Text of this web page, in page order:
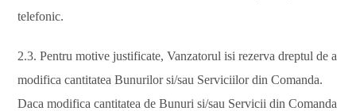
telefonic.
2.3. Pentru motive justificate, Vanzatorul isi rezerva dreptul de a
modifica cantitatea Bunurilor si/sau Serviciilor din Comanda.
Daca modifica cantitatea de Bunuri si/sau Servicii din Comanda